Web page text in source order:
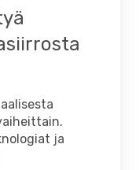
ja